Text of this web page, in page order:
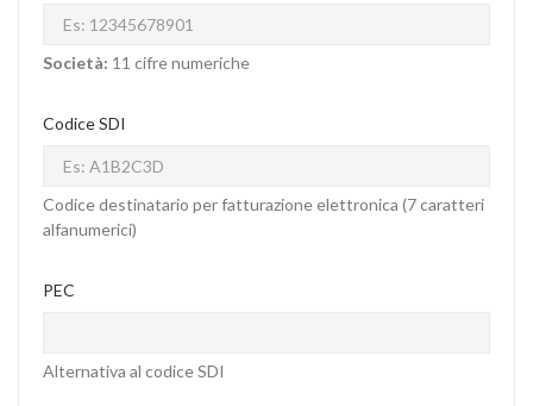
Società: 11 cifre numeriche
Codice SDI
Codice destinatario per fatturazione elettronica (7 caratteri
alfanumerici)
PEC
Alternativa al codice SDI